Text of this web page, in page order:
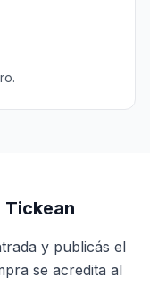
Tickean
y publicás el
se acredita al